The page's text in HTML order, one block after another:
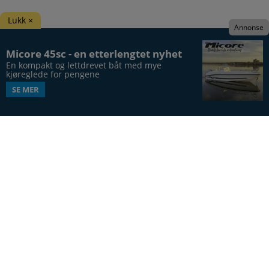
Micore 45sc - en etterlengtet nyhet
En kompakt og lettdrevet båt med mye
kjøreglede for pengene
SE MER
Annonse
Lukk ×